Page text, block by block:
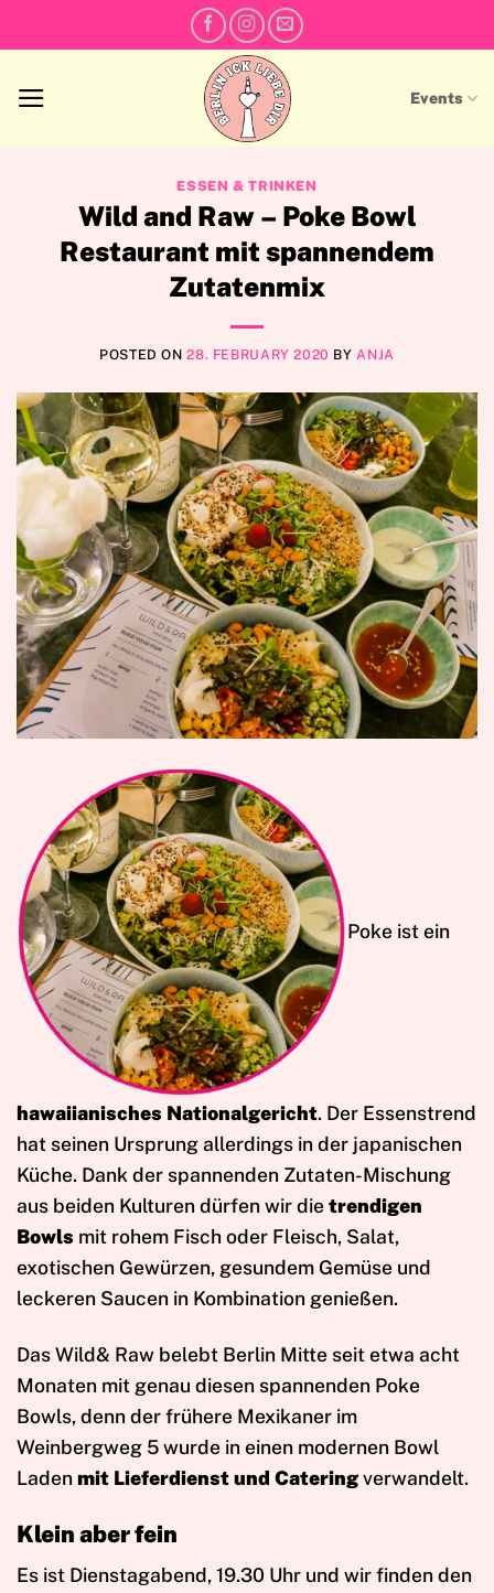
to
Events
ESSEN & TRINKEN
Wild and Raw – Poke Bowl
Restaurant mit spannendem
Zutatenmix
POSTED ON28. FEBRUARY 2020 BYANJA
Poke ist ein
hawaiianisches Nationalgericht. Der Essenstrend
hat seinen Ursprung allerdings in der japanischen
Küche. Dank der spannenden Zutaten-Mischung
aus beiden Kulturen dürfen wir dietrendigen
Bowls mit rohem Fisch oder Fleisch, Salat,
exotischen Gewürzen, gesundem Gemüse und
leckeren Saucen in Kombination genießen.
Das Wild& Raw belebt Berlin Mitte seit etwa acht
Monaten mit genau diesen spannenden Poke
Bowls, denn der frühere Mexikaner im
Weinbergweg 5 wurde in einen modernen Bowl
Ladenmit Lieferdienst und Cateringverwandelt.
Klein aber fein
Es ist Dienstagabend, 19.30 Uhr und wir finden den